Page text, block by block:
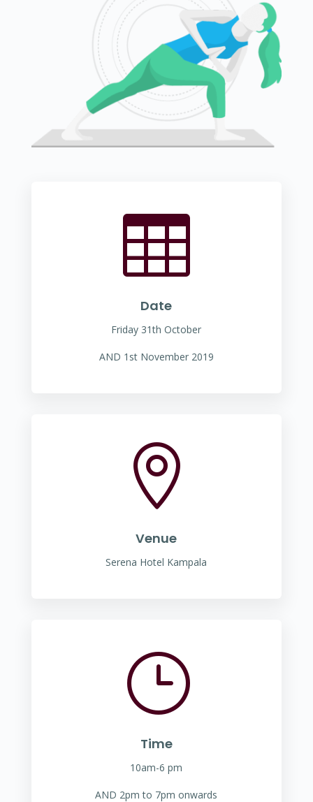

Date
Friday 31th October
AND 1st November 2019

Venue
Serena Hotel Kampala
}
Time
10am-6 pm
AND 2pm to 7pm onwards